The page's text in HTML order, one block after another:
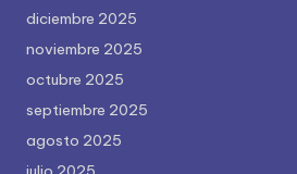
diciembre 2025
noviembre 2025
octubre 2025
septiembre 2025
agosto 2025